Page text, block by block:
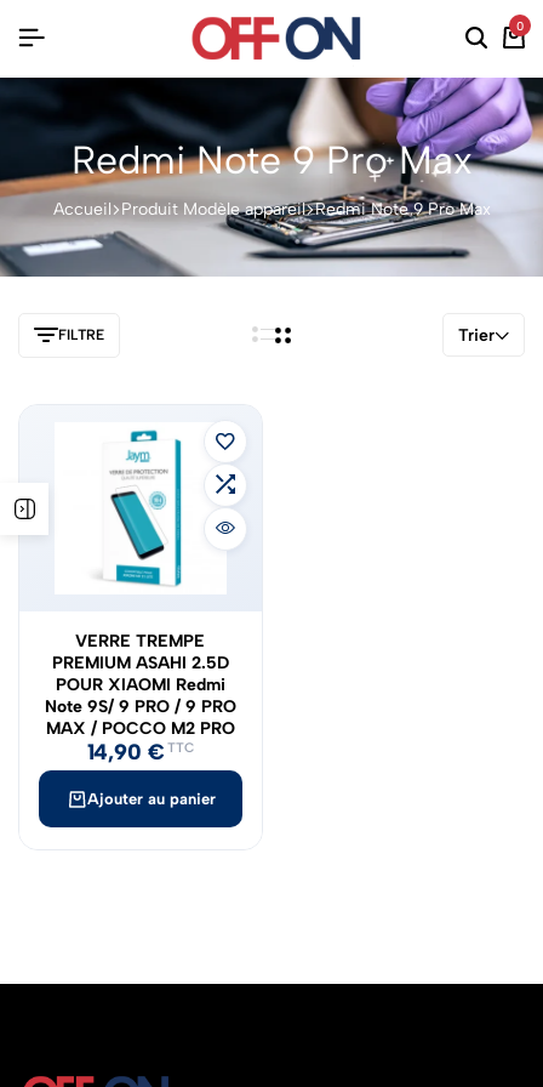
0
Redmi Note 9 Pro Max
Accueil Produit Modèle appareil Redmi Note 9 Pro Max
FILTRE Trier
Ajouter au panier
VERRE TREMPE
PREMIUM ASAHI 2.5D
POUR XIAOMI Redmi
Note 9S/ 9 PRO / 9 PRO
MAX / POCCO M2 PRO
14,90 € TTC